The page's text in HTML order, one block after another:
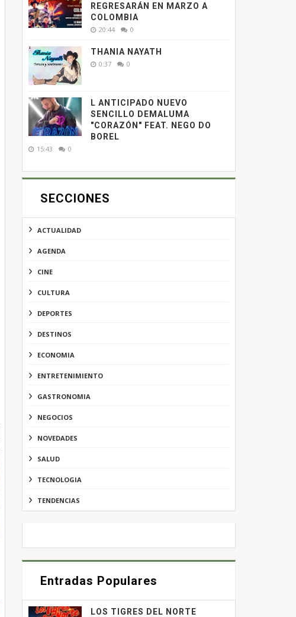
REGRESARÁN EN MARZO A
COLOMBIA
20:44 0
THANIA NAYATH
0:37 0
L ANTICIPADO NUEVO
SENCILLO DEMALUMA
"CORAZÓN" FEAT. NEGO DO
BOREL
15:43 0
SECCIONES
ACTUALIDAD
AGENDA
CINE
CULTURA
DEPORTES
DESTINOS
ECONOMIA
ENTRETENIMIENTO
GASTRONOMIA
NEGOCIOS
NOVEDADES
SALUD
TECNOLOGIA
TENDENCIAS
Entradas Populares
LOS TIGRES DEL NORTE